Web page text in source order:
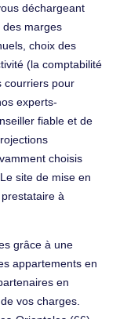
déchargeant
des marges
choix des
(la comptabilité
courriers pour
experts-
fiable et de
choisis
site de mise en
à
grâce à une
appartements en
en
vos charges.